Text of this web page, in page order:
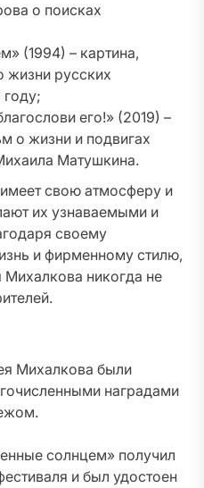
о поисках
(1994) – картина,
жизни русских
году;
его!» (2019) –
о жизни и подвигах
Матушкина.
свою атмосферу и
их узнаваемыми и
своему
и фирменному стилю,
никогда не
Михалкова были
наградами
солнцем» получил
и был удостоен